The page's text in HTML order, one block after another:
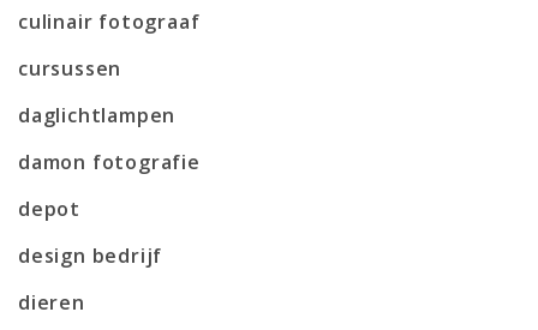
culinair fotograaf
cursussen
daglichtlampen
damon fotografie
depot
design bedrijf
dieren